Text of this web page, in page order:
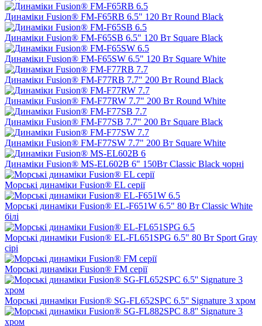
Динаміки Fusion® FM-F65RB 6.5" 120 Вт Round Black
Динаміки Fusion® FM-F65SB 6.5" 120 Вт Square Black
Динаміки Fusion® FM-F65SW 6.5" 120 Вт Square White
Динаміки Fusion® FM-F77RB 7.7" 200 Вт Round Black
Динаміки Fusion® FM-F77RW 7.7" 200 Вт Round White
Динаміки Fusion® FM-F77SB 7.7" 200 Вт Square Black
Динаміки Fusion® FM-F77SW 7.7" 200 Вт Square White
Динаміки Fusion® MS-EL602B 6" 150Вт Classic Black чорні
Морські динаміки Fusion® EL серії
Морські динаміки Fusion® EL-F651W 6.5" 80 Вт Classic White
білі
Морські динаміки Fusion® EL-FL651SPG 6.5" 80 Вт Sport Gray
сірі
Морські динаміки Fusion® FM серії
Морські динаміки Fusion® SG-FL652SPC 6.5'' Signature 3 хром